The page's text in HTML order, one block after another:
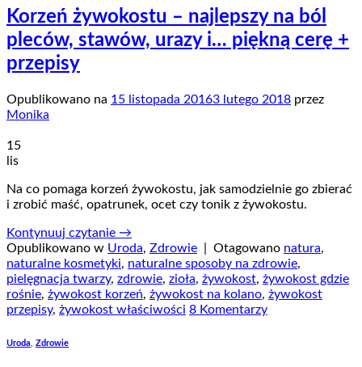
Korzeń żywokostu – najlepszy na ból
pleców, stawów, urazy i… piękną cerę +
przepisy
Opublikowano na 15 listopada 20163 lutego 2018 przez
Monika
15
lis
Na co pomaga korzeń żywokostu, jak samodzielnie go zbierać
i zrobić maść, opatrunek, ocet czy tonik z żywokostu.
Kontynuuj czytanie →
Opublikowano w Uroda, Zdrowie Otagowano natura,
naturalne kosmetyki, naturalne sposoby na zdrowie,
pielęgnacja twarzy, zdrowie, zioła, żywokost, żywokost gdzie
rośnie, żywokost korzeń, żywokost na kolano, żywokost
przepisy, żywokost właściwości 8 Komentarzy
Uroda Zdrowie